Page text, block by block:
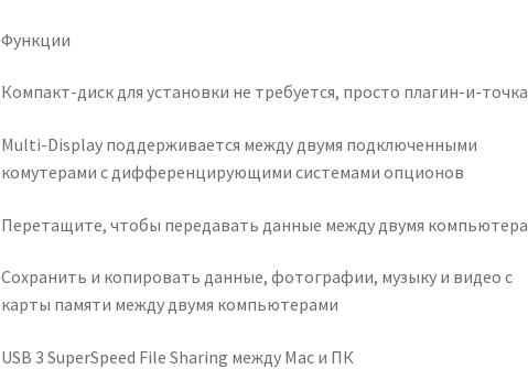
Функции
Компакт-диск для установки не требуется, просто плагин-и-точка
Multi-Display поддерживается между двумя подключенными
комутерами с дифференцирующими системами опционов
Перетащите, чтобы передавать данные между двумя
Сохранить и копировать данные, фотографии, музыку и видео с
карты памяти между двумя компьютерами
USB 3 SuperSpeed ​​File Sharing между Mac и ПК